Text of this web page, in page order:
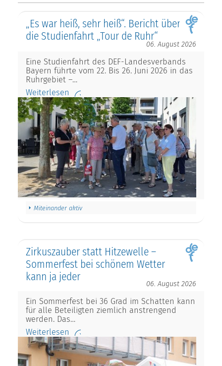
„Es war heiß, sehr heiß“. Bericht über
die Studienfahrt „Tour de Ruhr“
06. August 2026
Eine Studienfahrt des DEF-Landesverbands
Bayern führte vom 22. Bis 26. Juni 2026 in das
Ruhrgebiet –…
Weiterlesen
Miteinander aktiv
Zirkuszauber statt Hitzewelle –
Sommerfest bei schönem Wetter
kann ja jeder
06. August 2026
Ein Sommerfest bei 36 Grad im Schatten kann
für alle Beteiligten ziemlich anstrengend
werden. Das…
Weiterlesen